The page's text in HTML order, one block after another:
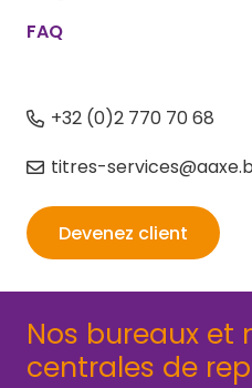
FAQ
+32 (0)2 770 70 68
titres-
Devenez client
Nos bureaux et
centrales de